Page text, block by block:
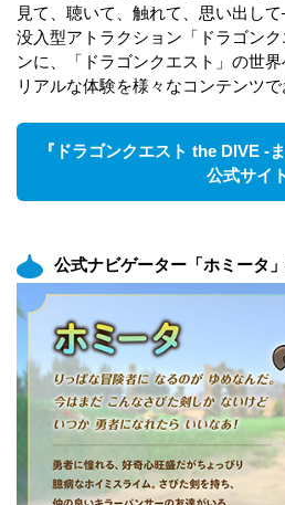
見て、聴いて、触れて、思い出し
没入型アトラクション「ドラゴン
ンに、「ドラゴンクエスト」の世
リアルな体験を様々なコンテンツで
『ドラゴンクエスト the DIVE -
公式サイト
公式ナビゲーター「ホミータ」